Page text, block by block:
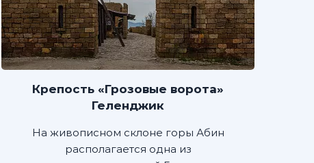
Крепость «Грозовые ворота»
Геленджик
На живописном склоне горы Абин
располагается одна из